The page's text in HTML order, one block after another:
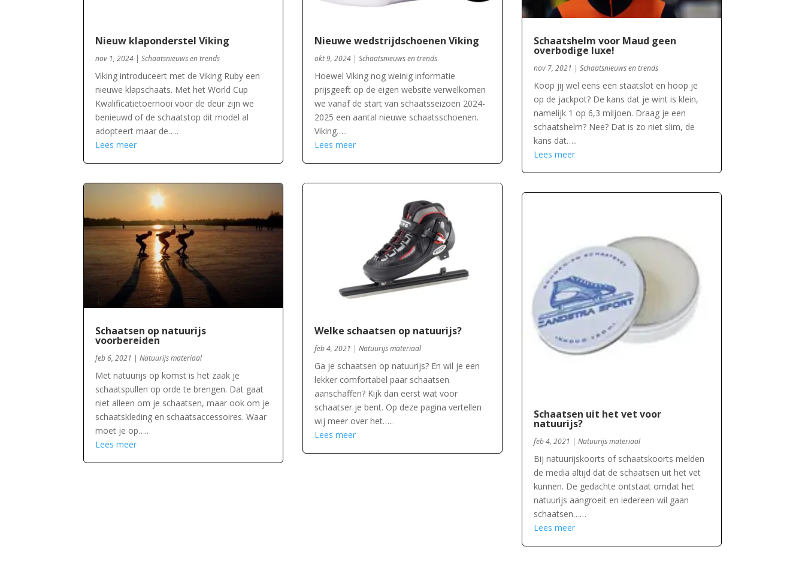
Nieuw klaponderstel Viking
nov 1, 2024 |Schaatsnieuws en trends
Viking introduceert met de Viking Ruby een
nieuwe klapschaats. Met het World Cup
Kwalificatietoernooi voor de deur zijn we
benieuwd of de schaatstop dit model al
adopteert maar de…..
Lees meer
Schaatsen op natuurijs
voorbereiden
feb 6, 2021 |Natuurijs materiaal
Met natuurijs op komst is het zaak je
schaatspullen op orde te brengen. Dat gaat
niet alleen om je schaatsen, maar ook om je
schaatskleding en schaatsaccessoires. Waar
moet je op…..
Lees meer
Nieuwe wedstrijdschoenen Viking
okt 9, 2024 |Schaatsnieuws en trends
Hoewel Viking nog weinig informatie
prijsgeeft op de eigen website verwelkomen
we vanaf de start van schaatsseizoen 2024-
2025 een aantal nieuwe schaatsschoenen.
Viking…..
Lees meer
Welke schaatsen op natuurijs?
feb 4, 2021 |Natuurijs materiaal
Ga je schaatsen op natuurijs? En wil je een
lekker comfortabel paar schaatsen
aanschaffen? Kijk dan eerst wat voor
schaatser je bent. Op deze pagina vertellen
wij meer over het…..
Lees meer
Schaatshelm voor Maud geen
overbodige luxe!
nov 7, 2021 | Schaatsnieuws en trends
Koop jij wel eens een staatslot en hoop je
op de jackpot? De kans dat je wint is klein,
namelijk 1 op 6,3 miljoen. Draag je een
schaatshelm? Nee? Dat is zo niet slim, de
kans dat…..
Lees meer
Schaatsen uit het vet voor
natuurijs?
feb 4, 2021 | Natuurijs materiaal
Bij natuurijskoorts of schaatskoorts melden
de media altijd dat de schaatsen uit het vet
kunnen. De gedachte ontstaat omdat het
natuurijs aangroeit en iedereen wil gaan
schaatsen……
Lees meer